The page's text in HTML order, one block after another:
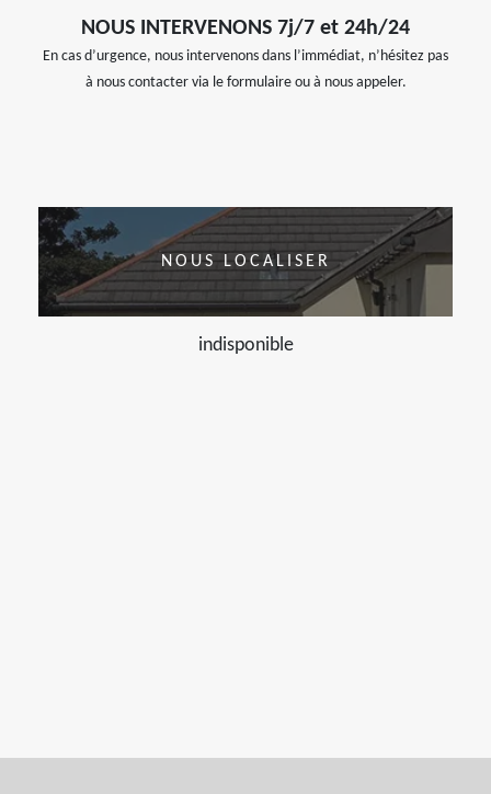
NOUS INTERVENONS 7j/7 et 24h/24
En cas d’urgence, nous intervenons dans l’immédiat, n’hésitez pas
à nous contacter via le formulaire ou à nous appeler.
NOUS LOCALISER
indisponible